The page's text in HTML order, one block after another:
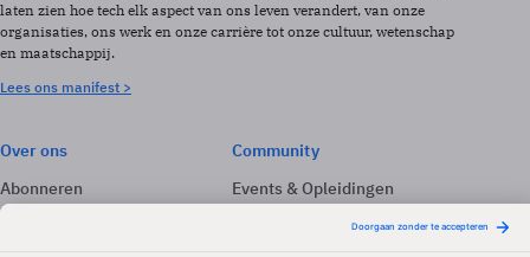
laten zien hoe tech elk aspect van ons leven verandert, van onze
organisaties, ons werk en onze carrière tot onze cultuur, wetenschap
en maatschappij.
Lees ons manifest >
Over ons
Abonneren
Adverteren
Community
Events & Opleidingen